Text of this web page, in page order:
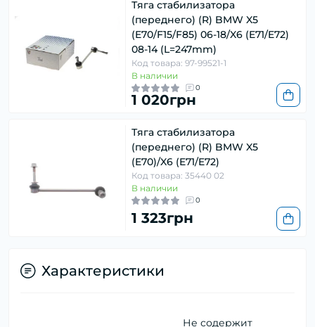
Тяга стабилизатора
(переднего) (R) BMW X5
(E70/F15/F85) 06-18/X6 (E71/E72)
08-14 (L=247mm)
Код товара: 97-99521-1
В наличии
0
1 020грн
Тяга стабилизатора
(переднего) (R) BMW X5
(E70)/X6 (E71/E72)
Код товара: 35440 02
В наличии
0
1 323грн
Характеристики
Не содержит